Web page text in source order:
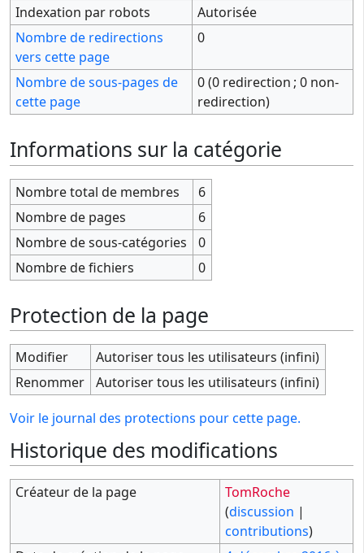
Indexation par robots
Autorisée
Nombre de redirections
vers cette page
0
Nombre de sous-pages de
cette page
0 (0 redirection ; 0 non-
redirection)
Informations sur la catégorie
Nombre total de membres
6
Nombre de pages
6
Nombre de sous-catégories
0
Nombre de fichiers
0
Protection de la page
Modifier
Autoriser tous les utilisateurs (infini)
Renommer
Autoriser tous les utilisateurs (infini)
Voir le journal des protections pour cette page.
Historique des modifications
Créateur de la page
TomRoche
(discussion |
contributions)